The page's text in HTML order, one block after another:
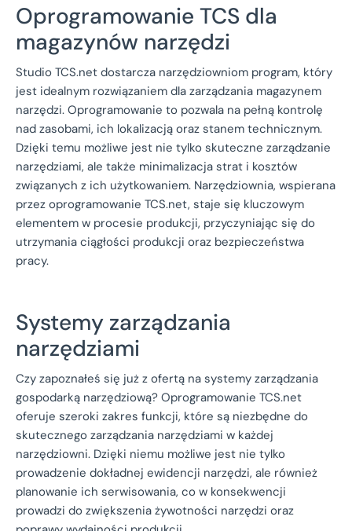
Oprogramowanie TCS dla
magazynów narzędzi
Studio TCS.net dostarcza narzędziowniom program, który
jest idealnym rozwiązaniem dla zarządzania magazynem
narzędzi. Oprogramowanie to pozwala na pełną kontrolę
nad zasobami, ich lokalizacją oraz stanem technicznym.
Dzięki temu możliwe jest nie tylko skuteczne zarządzanie
narzędziami, ale także minimalizacja strat i kosztów
związanych z ich użytkowaniem. Narzędziownia, wspierana
przez oprogramowanie TCS.net, staje się kluczowym
elementem w procesie produkcji, przyczyniając się do
utrzymania ciągłości produkcji oraz bezpieczeństwa
pracy.
Systemy zarządzania
narzędziami
Czy zapoznałeś się już z ofertą na systemy zarządzania
gospodarką narzędziową? Oprogramowanie TCS.net
oferuje szeroki zakres funkcji, które są niezbędne do
skutecznego zarządzania narzędziami w każdej
narzędziowni. Dzięki niemu możliwe jest nie tylko
prowadzenie dokładnej ewidencji narzędzi, ale również
planowanie ich serwisowania, co w konsekwencji
prowadzi do zwiększenia żywotności narzędzi oraz